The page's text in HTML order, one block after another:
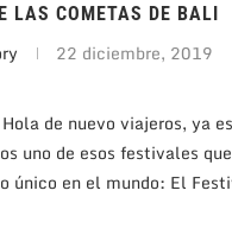
LAS COMETAS DE BALI
22 diciembre, 2019
de nuevo viajeros, ya
uno de esos festivales
único en el mundo: El